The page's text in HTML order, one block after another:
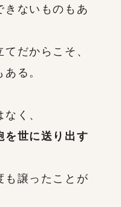
きないものもあ
だからこそ、
る。
く、
を世に送り出す
も譲ったことが